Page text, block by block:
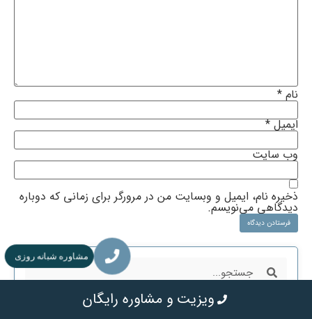
نام *
ایمیل*
وب‌ سایت
ذخیره نام، ایمیل و وبسایت من در مرورگر برای زمانی که دوباره
دیدگاهی می‌نویسم.
ویزیت و مشاوره رایگان
مشاوره شبانه روزی